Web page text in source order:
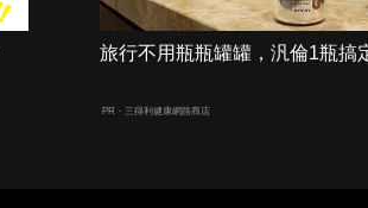
旅行不用瓶瓶罐罐，汎倫1瓶搞
PR・三得利健康網路商店